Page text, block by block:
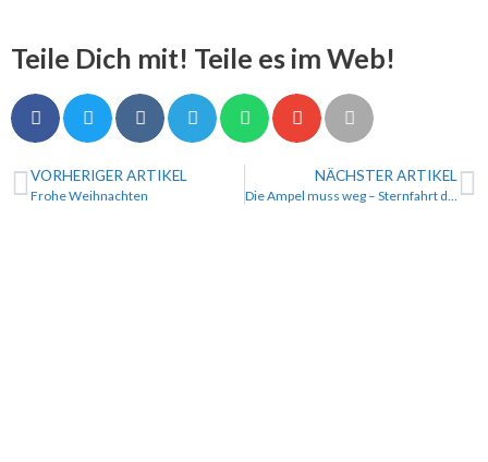
Teile Dich mit! Teile es im Web!
VORHERIGER ARTIKEL
Frohe Weihnachten
NÄCHSTER ARTIKEL
Die Ampel muss weg – Sternfahrt durch Cottbus